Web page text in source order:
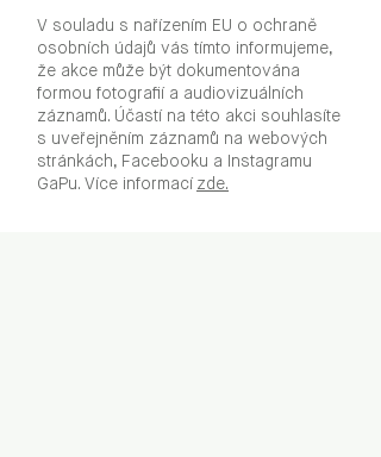
V souladu s nařízením EU o ochraně
osobních údajů vás tímto informujeme,
že akce může být dokumentována
formou fotografií a audiovizuálních
záznamů. Účastí na této akci souhlasíte
s uveřejněním záznamů na webových
stránkách, Facebooku a Instagramu
GaPu. Více informací zde.